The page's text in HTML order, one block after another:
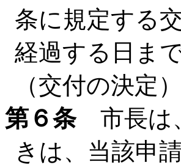
条に規定する
経過する日ま
（交付の決定）
第６条市長は
きは、当該申